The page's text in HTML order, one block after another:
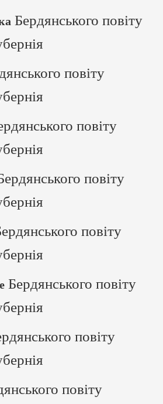
Бердянського повіту
повіту
повіту
повіту
повіту
Бердянського повіту
повіту
повіту